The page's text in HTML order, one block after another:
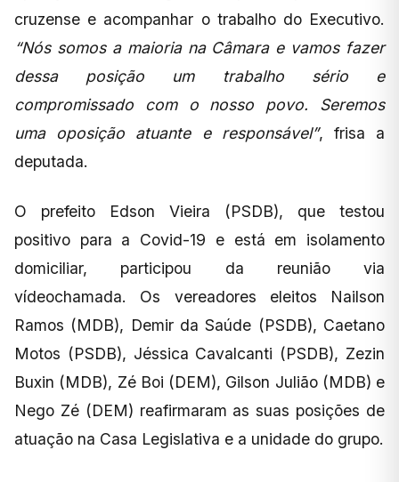
cruzense e acompanhar o trabalho do Executivo.
“Nós somos a maioria na Câmara e vamos fazer
dessa posição um trabalho sério e
compromissado com o nosso povo. Seremos
uma oposição atuante e responsável”, frisa a
deputada.
O prefeito Edson Vieira (PSDB), que testou
positivo para a Covid-19 e está em isolamento
domiciliar, participou da reunião via
vídeochamada. Os vereadores eleitos Nailson
Ramos (MDB), Demir da Saúde (PSDB), Caetano
Motos (PSDB), Jéssica Cavalcanti (PSDB), Zezin
Buxin (MDB), Zé Boi (DEM), Gilson Julião (MDB) e
Nego Zé (DEM) reafirmaram as suas posições de
atuação na Casa Legislativa e a unidade do grupo.